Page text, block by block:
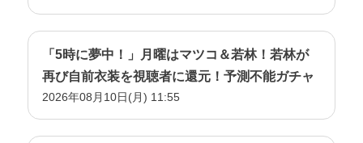
「5時に夢中！」月曜はマツコ＆若林！若林が
再び自前衣装を視聴者に還元！予測不能ガチャ
2026年08月10日(月) 11:55